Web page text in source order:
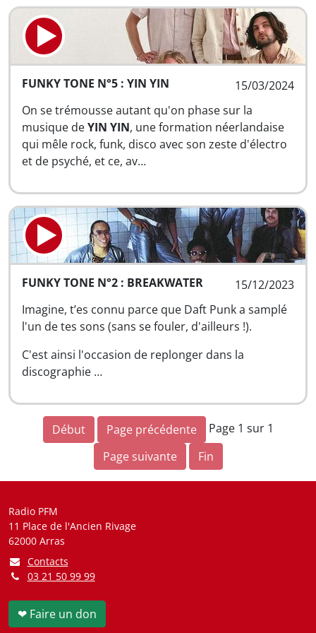
15/03/2024
FUNKY TONE N°5 : YIN YIN
On se trémousse autant qu'on phase sur la
musique deYIN YIN, une formation néerlandaise
qui mêle rock, funk, disco avec son zeste d'électro
et de psyché, et ce, av…
15/12/2023
FUNKY TONE N°2 : BREAKWATER
Imagine, t’es connu parce que Daft Punk a samplé
l'un de tes sons (sans se fouler, d'ailleurs !).
C'est ainsi l'occasion de replonger dans la
discographie …
Début Page précédente
Page 1 sur 1
Page suivante
Fin
Radio PFM
11 Place de l'Ancien Rivage
62000 Arras
Contacts
03 21 50 99 99
❤ Faire un don